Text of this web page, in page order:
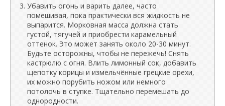
Убавить огонь и варить далее, часто
помешивая, пока практически вся жидкость не
выпарится. Морковная масса должна стать
густой, тягучей и приобрести карамельный
оттенок. Это может занять около 20-30 минут.
Будьте осторожны, чтобы не пережечь! Снять
кастрюлю с огня. Влить лимонный сок, добавить
щепотку корицы и измельчённые грецкие орехи,
их можно порубить ножом или немного
потолочь в ступке. Тщательно перемешать до
однородности.